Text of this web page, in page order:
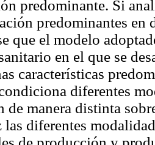
predominante. Si
predominantes en
que el modelo
en el que se
características
diferentes
de manera distinta
las diferentes